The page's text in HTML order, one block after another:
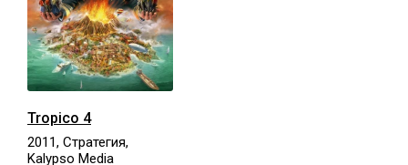
Tropico 4
2011, Стратегия,
Kalypso Media